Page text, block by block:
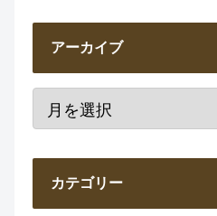
アーカイブ
カテゴリー